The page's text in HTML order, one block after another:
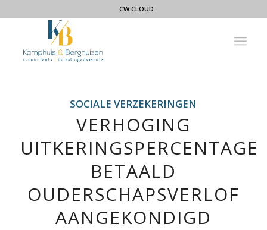
CW CLOUD
SOCIALE VERZEKERINGEN
VERHOGING
UITKERINGSPERCENTAGE
BETAALD
OUDERSCHAPSVERLOF
AANGEKONDIGD